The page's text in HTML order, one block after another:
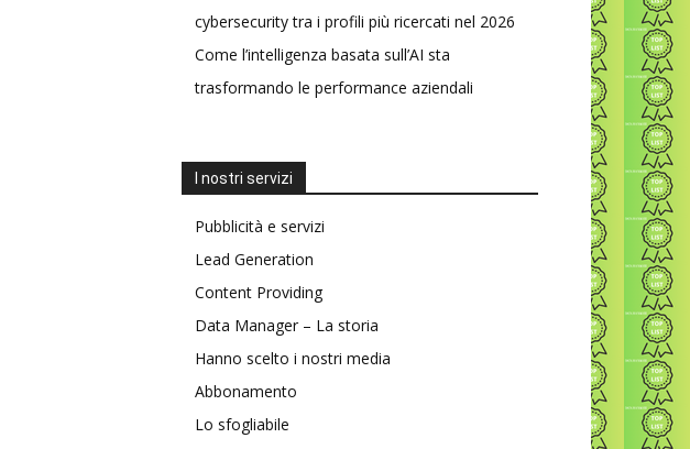
cybersecurity tra i profili più ricercati nel 2026
Come l’intelligenza basata sull’AI sta
trasformando le performance aziendali
I nostri servizi
Pubblicità e servizi
Lead Generation
Content Providing
Data Manager – La storia
Hanno scelto i nostri media
Abbonamento
Lo sfogliabile